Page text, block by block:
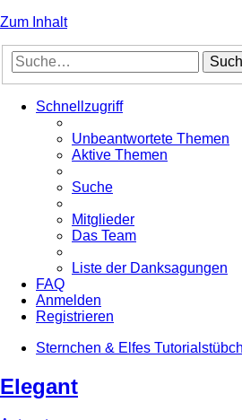
Zum Inhalt
Schnellzugriff
Unbeantwortete Themen
Aktive Themen
Suche
Mitglieder
Das Team
Liste der Danksagungen
FAQ
Anmelden
Registrieren
Sternchen & Elfes
Elegant